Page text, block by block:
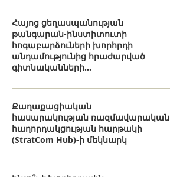
Հայոց ցեղասպանության
թանգարան-ինստիտուտի
հոգաբարձուների խորհրդի
անդամությունից հրաժարված
գիտնականների...
Քաղաքացիական
հասարակության ռազմավարական
հաղորդակցության հարթակի
(StratCom Hub)-ի մեկնարկ